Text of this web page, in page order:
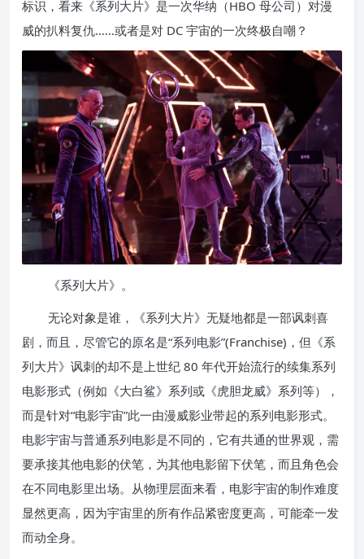
标识，看来《系列大片》是一次华纳（HBO 母公司）对漫
威的扒料复仇……或者是对 DC 宇宙的一次终极自嘲？
《系列大片》。
无论对象是谁，《系列大片》无疑地都是一部讽刺喜
剧，而且，尽管它的原名是“系列电影”(Franchise)，但《系
列大片》讽刺的却不是上世纪 80 年代开始流行的续集系列
电影形式（例如《大白鲨》系列或《虎胆龙威》系列等），
而是针对“电影宇宙”此一由漫威影业带起的系列电影形式。
电影宇宙与普通系列电影是不同的，它有共通的世界观，需
要承接其他电影的伏笔，为其他电影留下伏笔，而且角色会
在不同电影里出场。从物理层面来看，电影宇宙的制作难度
显然更高，因为宇宙里的所有作品紧密度更高，可能牵一发
而动全身。